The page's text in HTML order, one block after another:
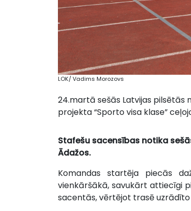
LOK/ Vadims Morozovs
24.martā sešās Latvijas pilsētās
projekta “Sporto visa klase”
Stafešu sacensības notika
Ādažos.
Komandas startēja piecās
vienkāršākā, savukārt attiecīgi
sacentās, vērtējot trasē